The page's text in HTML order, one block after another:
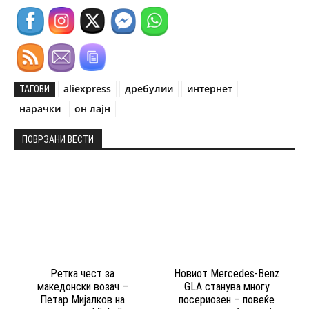
ТАГОВИ aliexpress дребулии
интернет
нарачки
он лајн
ПОВРЗАНИ ВЕСТИ
Ретка чест за
македонски возач –
Петар Мијалков на
Новиот Mercedes-Benz
GLA станува многу
посериозен – повеќе